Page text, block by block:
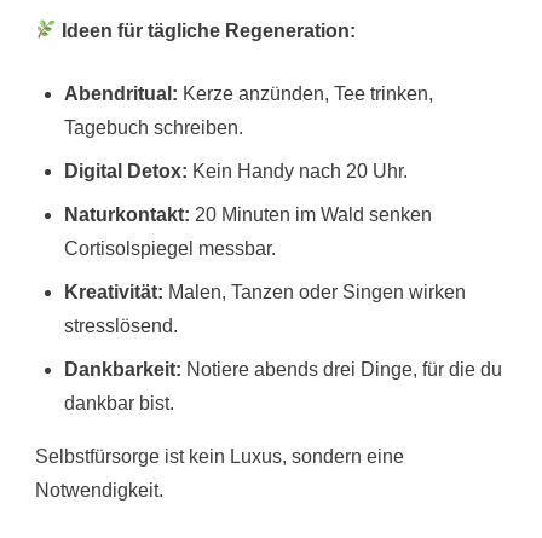
Ideen für tägliche Regeneration:
Abendritual: Kerze anzünden, Tee trinken,
Tagebuch schreiben.
Digital Detox: Kein Handy nach 20 Uhr.
Naturkontakt: 20 Minuten im Wald senken
Cortisolspiegel messbar.
Kreativität: Malen, Tanzen oder Singen wirken
stresslösend.
Dankbarkeit: Notiere abends drei Dinge, für die du
dankbar bist.
Selbstfürsorge ist kein Luxus, sondern eine
Notwendigkeit.